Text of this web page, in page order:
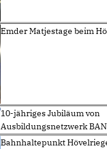
Emder Matjestage beim
10-jähriges Jubiläum von
Ausbildungsnetzwerk
Bahnhaltepunkt